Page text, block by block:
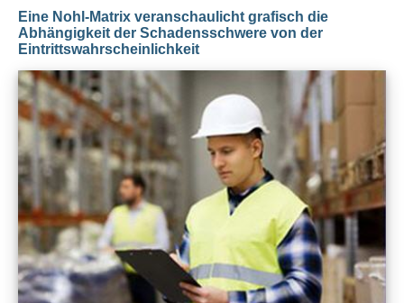
Eine Nohl-Matrix veranschaulicht grafisch die
Abhängigkeit der Schadensschwere von der
Eintrittswahrscheinlichkeit